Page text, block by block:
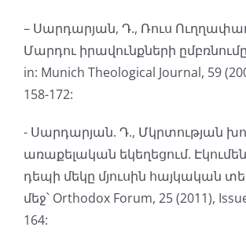
– Սարդարյան, Դ., Ռուս
Մարդու իրավունքների
in: Munich Theological Journal, 59
158-172:
- Սարդարյան. Դ., Մկրտության
առաքելական եկեղեցում.
դեպի մեկը մյուսին հայկական
մեջ՝ Orthodox Forum, 25 (2011),
164: